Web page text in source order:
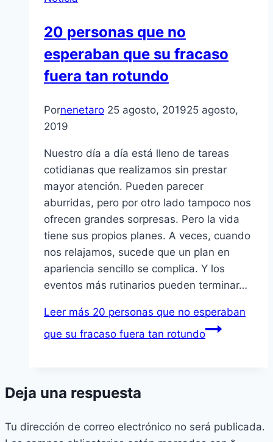
20 personas que no
esperaban que su fracaso
fuera tan rotundo
Pornenetaro 25 agosto, 201925 agosto,
2019
Nuestro día a día está lleno de tareas
cotidianas que realizamos sin prestar
mayor atención. Pueden parecer
aburridas, pero por otro lado tampoco nos
ofrecen grandes sorpresas. Pero la vida
tiene sus propios planes. A veces, cuando
nos relajamos, sucede que un plan en
apariencia sencillo se complica. Y los
eventos más rutinarios pueden terminar…
Leer más 20 personas que no esperaban
que su fracaso fuera tan rotundo
Deja una respuesta
Tu dirección de correo electrónico no será publicada.